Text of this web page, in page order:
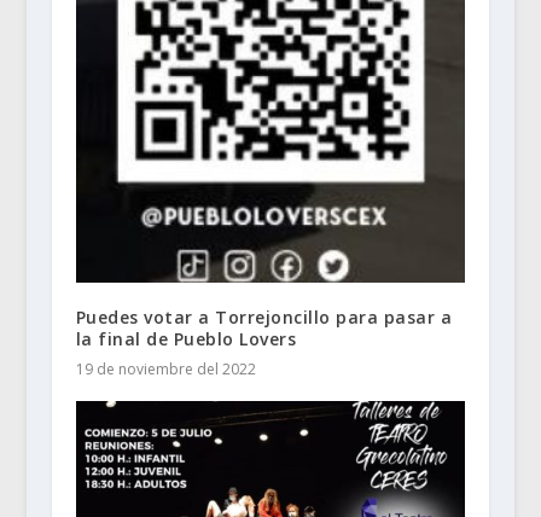
Puedes votar a Torrejoncillo para pasar a
la final de Pueblo Lovers
19 de noviembre del 2022